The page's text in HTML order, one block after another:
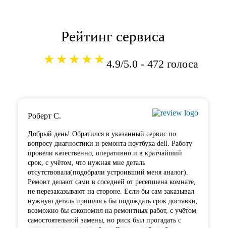
Рейтинг сервиса
★★★★★4.9/5.0 - 472 голоса
Роберт С.
Добрый день! Обратился в указанный сервис по
вопросу диагностики и ремонта ноутбука dell. Работу
провели качественно, оперативно и в кратчайший
срок, с учётом, что нужная мне деталь
отсутствовала(подобрали устроивший меня аналог).
Ремонт делают сами в соседней от ресепшена комнате,
не перезаказывают на стороне. Если бы сам заказывал
нужную деталь пришлось бы подождать срок доставки,
возможно бы сэкономил на ремонтных работ, с учётом
самостоятельной замены, но риск был прогадать с